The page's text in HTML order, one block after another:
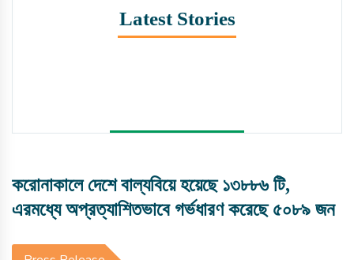
Latest Stories
করোনাকালে দেশে বাল্যবিয়ে হয়েছে ১৩৮৮৬ টি,
এরমধ্যে অপ্রত্যাশিতভাবে গর্ভধারণ করেছে ৫০৮৯ জন